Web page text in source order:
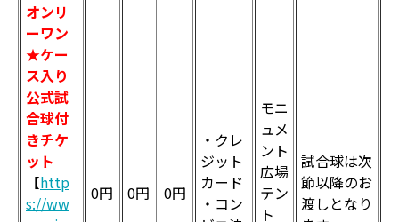
オンリ
ーワン
★ケー
ス入り
公式試
合球付
きチケ
ット
【http
s://ww
0円 0円 0円
・クレ
ジット
カード
・コン
モニ
ュメ
ント
広場
テン
ト
試合球は次
節以降のお
渡しとなり